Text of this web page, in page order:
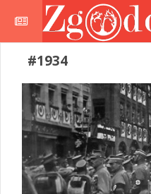
#1934